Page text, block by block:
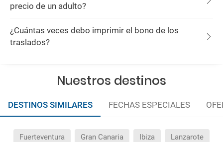
precio de un adulto?
¿Cuántas veces debo imprimir el bono de los
traslados?
Nuestros destinos
DESTINOS SIMILARES FECHAS ESPECIALES
Fuerteventura Gran Canaria Ibiza Lanzarote